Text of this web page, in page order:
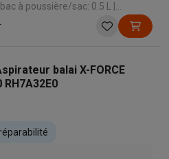
à poussière/sac: 0.5 L |
intégré: Oui | Temps de
balai X-FORCE
RH7A32E0